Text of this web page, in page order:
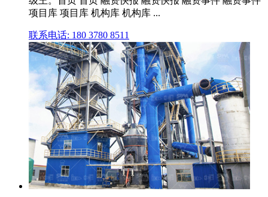
项目库 项目库 机构库 机构库 ...
联系电话: 180 3780 8511